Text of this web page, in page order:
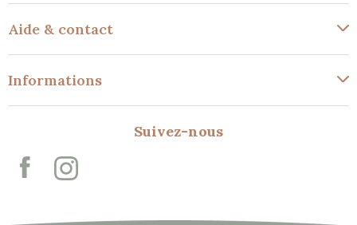
Aide & contact
Informations
Suivez-nous